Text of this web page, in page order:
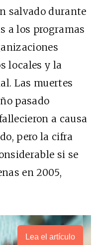
salvado durante
a los programas
locales y la
Las muertes
pasado
a causa
pero la cifra
si se
en 2005,
Lea el artículo